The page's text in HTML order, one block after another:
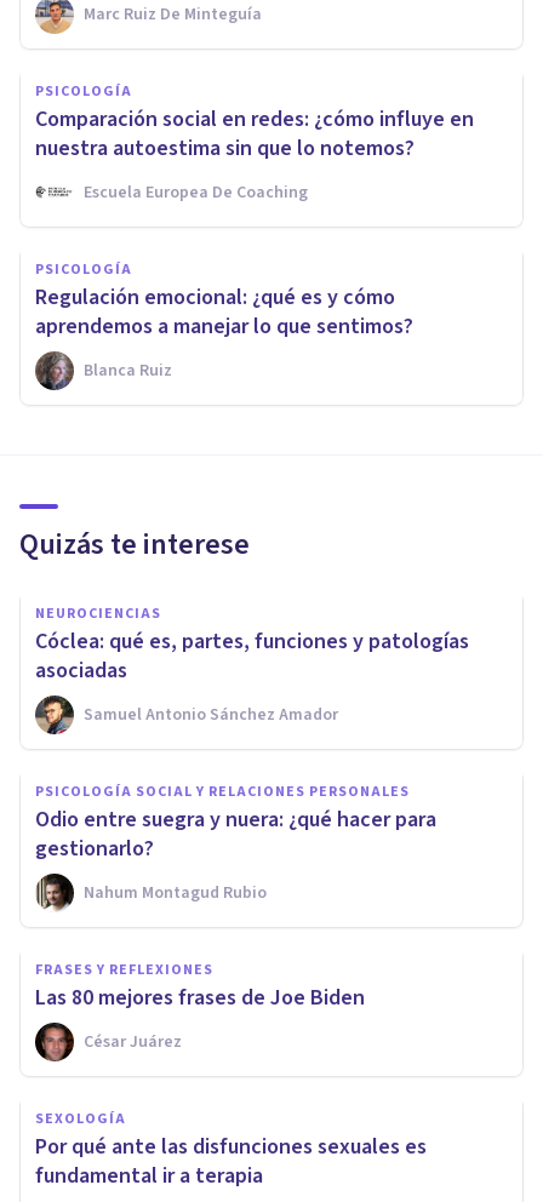
Marc Ruiz De Minteguía
PSICOLOGÍA
Comparación social en redes: ¿cómo influye en
nuestra autoestima sin que lo notemos?
Escuela Europea De Coaching
PSICOLOGÍA
Regulación emocional: ¿qué es y cómo
aprendemos a manejar lo que sentimos?
Blanca Ruiz
Quizás te interese
NEUROCIENCIAS
Cóclea: qué es, partes, funciones y patologías
asociadas
Samuel Antonio Sánchez Amador
PSICOLOGÍA SOCIAL Y RELACIONES PERSONALES
Odio entre suegra y nuera: ¿qué hacer para
gestionarlo?
Nahum Montagud Rubio
FRASES Y REFLEXIONES
Las 80 mejores frases de Joe Biden
César Juárez
SEXOLOGÍA
Por qué ante las disfunciones sexuales es
fundamental ir a terapia